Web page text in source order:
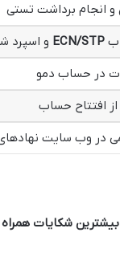
و انجام برداشت تستی
ECN/STP و اسپرد
در حساب دمو
افتتاح حساب
در وب سایت نهادهای
بیشترین شکایات همراه